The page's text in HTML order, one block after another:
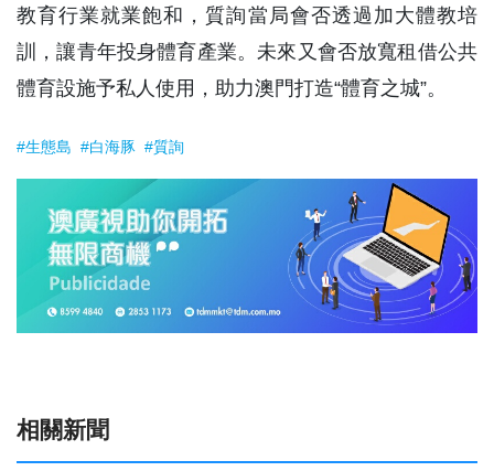
教育行業就業飽和，質詢當局會否透過加大體教培
訓，讓青年投身體育產業。未來又會否放寬租借公共
體育設施予私人使用，助力澳門打造“體育之城”。
#生態島 #白海豚 #質詢
相關新聞